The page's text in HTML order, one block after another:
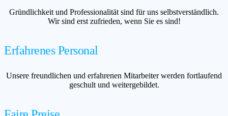
Gründlichkeit und Professionalität sind für uns selbstverständlich.
Wir sind erst zufrieden, wenn Sie es sind!
Erfahrenes Personal
Unsere freundlichen und erfahrenen Mitarbeiter werden fortlaufend
geschult und weitergebildet.